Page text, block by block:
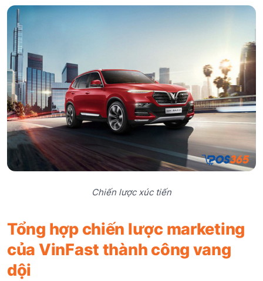
Chiến lược xúc tiến
Tổng hợp chiến lược marketing
của VinFast thành công vang
dội